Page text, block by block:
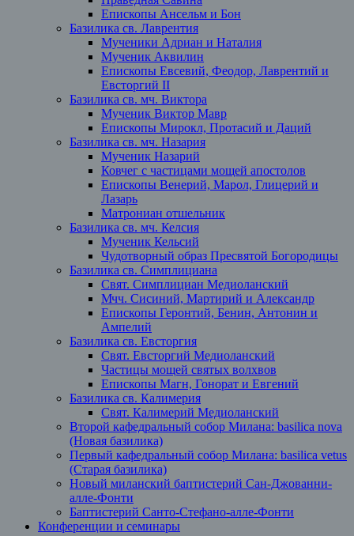
Епископы Ансельм и Бон
Базилика св. Лаврентия
Мученики Адриан и Наталия
Мученик Аквилин
Епископы Евсевий, Феодор, Лаврентий и
Евсторгий II
Базилика св. мч. Виктора
Мученик Виктор Мавр
Епископы Мирокл, Протасий и Даций
Базилика св. мч. Назария
Мученик Назарий
Ковчег с частицами мощей апостолов
Епископы Венерий, Марол, Глицерий и
Лазарь
Матрониан отшельник
Базилика св. мч. Келсия
Мученик Кельсий
Чудотворный образ Пресвятой Богородицы
Базилика св. Симплициана
Свят. Симплициан Медиоланский
Мчч. Сисиний, Мартирий и Александр
Епископы Геронтий, Бенин, Антонин и
Ампелий
Базилика св. Евсторгия
Свят. Евсторгий Медиоланский
Частицы мощей святых волхвов
Епископы Магн, Гонорат и Евгений
Базилика св. Калимерия
Свят. Калимерий Медиоланский
Второй кафедральный собор Милана: basilica nova
(Новая базилика)
Первый кафедральный собор Милана: basilica vetus
(Старая базилика)
Новый миланский баптистерий Сан-Джованни-
алле-Фонти
Баптистерий Санто-Стефано-алле-Фонти
Конференции и семинары